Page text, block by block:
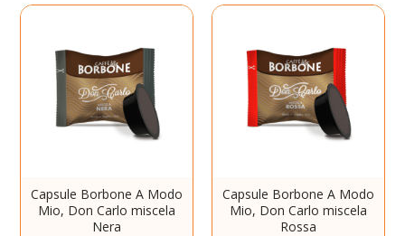
Capsule Borbone A Modo
Mio, Don Carlo miscela
Nera
Capsule Borbone A Modo
Mio, Don Carlo miscela
Rossa